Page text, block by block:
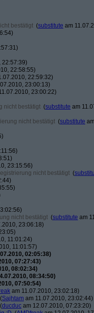
bestätigt (substitute am
22:57:39)
22:58:55)
22:59:32)
23:00:13)
23:00:22)
nicht bestätigt (substitute am
nicht bestätigt (substitute
23:15:56)
nicht bestätigt (
nicht bestätigt (substitute am
23:06:18)
11:01:24)
11:01:57)
02:05:38)
07:27:43)
08:02:34)
08:34:50)
07:50:54)
am 11.07.2010, 23:02:18)
(Sajhtam am 11.07.2010, 23:02:44)
(ducduc am 12.07.2010, 07:23:20)